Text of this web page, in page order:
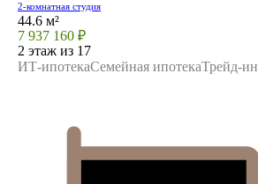
2-комнатная студия
44.6 м²
7 937 160 ₽
2 этаж из 17
ИТ-ипотекаСемейная ипотекаТрейд-ин